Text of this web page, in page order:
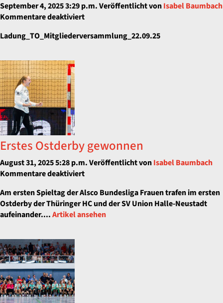
September 4, 2025 3:29 p.m.Veröffentlicht vonIsabel Baumbach
Kommentare deaktiviertfür
zur
Ladung_TO_Mitgliederversammlung_22.09.25
Erstes Ostderby gewonnen
August 31, 2025 5:28 p.m.Veröffentlicht vonIsabel Baumbach
Kommentare deaktiviertfür
Ostderby
gewonnen
Am ersten Spieltag der Alsco Bundesliga Frauen trafen im ersten
Ostderby der Thüringer HC und der SV Union Halle-Neustadt
aufeinander....Artikel ansehen